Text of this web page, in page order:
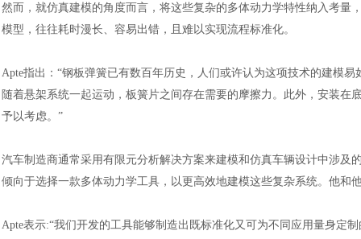
然而，就仿真建模的角度而言，将这些复杂的多体动力学特性纳入考
模型，往往耗时漫长、容易出错，且难以实现流程标准化。
Apte指出：“钢板弹簧已有数百年历史，人们或许认为这项技术的建模
随着悬架系统一起运动，板簧片之间存在需要的摩擦力。此外，安装
予以考虑。”
汽车制造商通常采用有限元分析解决方案来建模和仿真车辆设计中涉
倾向于选择一款多体动力学工具，以更高效地建模这些复杂系统。他和
Apte表示:“我们开发的工具能够制造出既标准化又可为不同应用量身